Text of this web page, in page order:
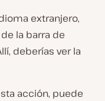
extranjero,
de la barra de
deberías ver la
acción, puede